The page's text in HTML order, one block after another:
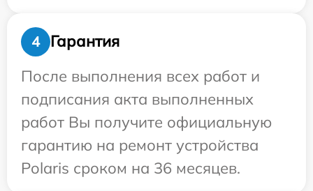
4
Гарантия
После выполнения всех работ и
подписания акта выполненных
работ Вы получите официальную
гарантию на ремонт устройства
Polaris сроком на 36 месяцев.